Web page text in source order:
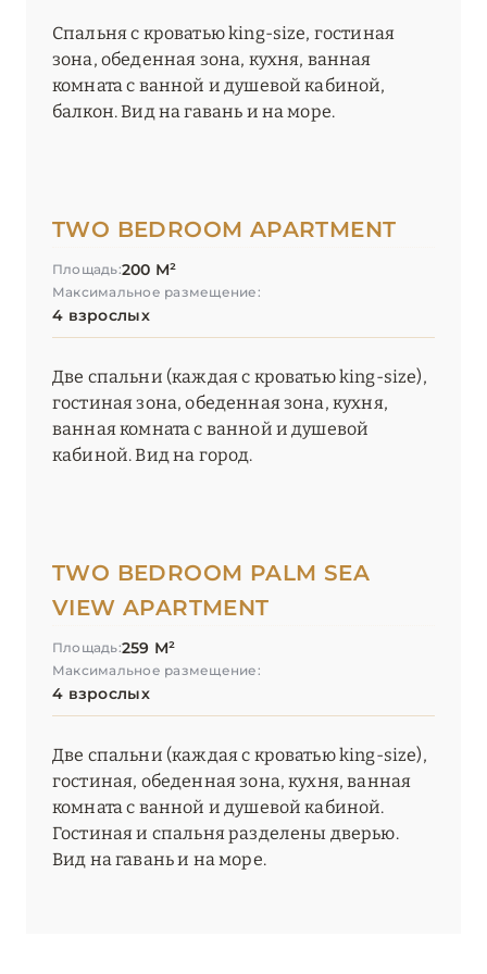
Спальня с кроватью king-size, гостиная
зона, обеденная зона, кухня, ванная
комната с ванной и душевой кабиной,
балкон. Вид на гавань и на море.
TWO BEDROOM APARTMENT
Площадь:200 М²
Максимальное размещение:
4 взрослых
Две спальни (каждая с кроватью king-size),
гостиная зона, обеденная зона, кухня,
ванная комната с ванной и душевой
кабиной. Вид на город.
TWO BEDROOM PALM SEA
VIEW APARTMENT
Площадь:259 М²
Максимальное размещение:
4 взрослых
Две спальни (каждая с кроватью king-size),
гостиная, обеденная зона, кухня, ванная
комната с ванной и душевой кабиной.
Гостиная и спальня разделены дверью.
Вид на гавань и на море.